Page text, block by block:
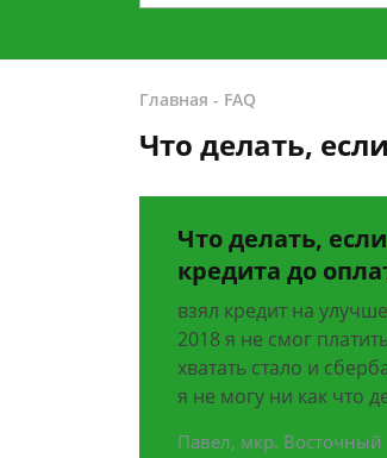
Главная - FAQ
Что делать,
Что делать,
кредита до
взял кредит на
2018 я не смог
хватать стало и
я не могу ни как что
Павел, мкр. Восточный